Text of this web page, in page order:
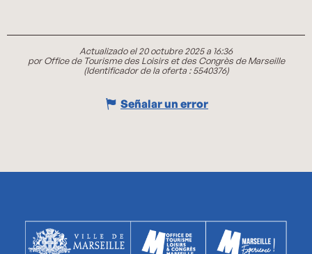
Actualizado el 20 octubre 2025 a 16:36
por Office de Tourisme des Loisirs et des Congrès de Marseille
(Identificador de la oferta :5540376)
Señalar un error